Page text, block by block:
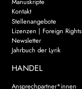
Kontakt
Stellenangebote
Lizenzen | Foreign Rights
Newsletter
Jahrbuch der Lyrik
HANDEL
Ansprechpartner*innen